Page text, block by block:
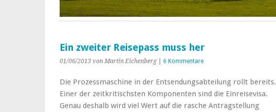
Ein zweiter Reisepass muss her
01/06/2013 von Martin Eichenberg 6 Kommentare
Die Prozessmaschine in der Entsendungsabteilung rollt bereits.
Einer der zeitkritischsten Komponenten sind die Einreisevisa.
Genau deshalb wird viel Wert auf die rasche Antragstellung